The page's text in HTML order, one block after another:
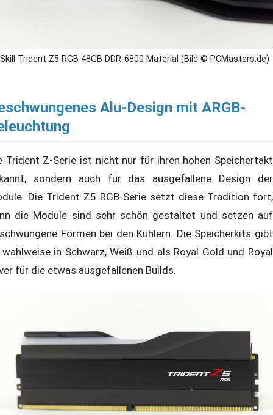
Trident Z5 RGB 48GB DDR-6800 Material (Bild © PCMasters.de)
Alu-Design mit ARGB-
Trident Z-Serie ist nicht nur für ihren hohen Speichertakt
sondern auch für das ausgefallene Design der
Die Trident Z5 RGB-Serie setzt diese Tradition fort,
die Module sind sehr schön gestaltet und setzen auf
Formen bei den Kühlern. Die Speicherkits gibt
in Schwarz, Weiß und als Royal Gold und Royal
für die etwas ausgefallenen Builds.